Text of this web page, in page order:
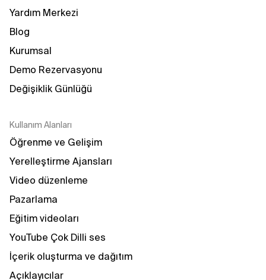
Yardım Merkezi
Blog
Kurumsal
Demo Rezervasyonu
Değişiklik Günlüğü
Kullanım Alanları
Öğrenme ve Gelişim
Yerelleştirme Ajansları
Video düzenleme
Pazarlama
Eğitim videoları
YouTube Çok Dilli ses
İçerik oluşturma ve dağıtım
Açıklayıcılar